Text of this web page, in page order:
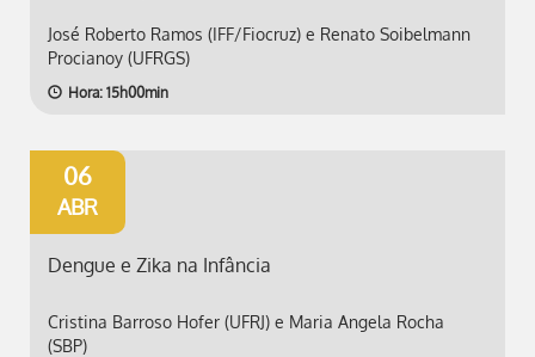
José Roberto Ramos (IFF/Fiocruz) e Renato Soibelmann
Procianoy (UFRGS)
Hora: 15h00min
06
ABR
Dengue e Zika na Infância
Cristina Barroso Hofer (UFRJ) e Maria Angela Rocha
(SBP)